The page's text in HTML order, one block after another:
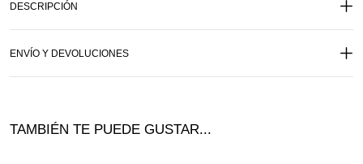
DESCRIPCIÓN
ENVÍO Y DEVOLUCIONES
TAMBIÉN TE PUEDE GUSTAR...